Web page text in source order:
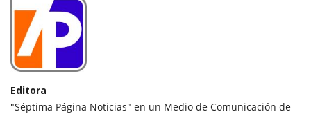
Editora
"Séptima Página Noticias" en un Medio de Comunicación de